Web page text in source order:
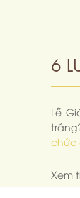
6
Lễ
chức
Xem